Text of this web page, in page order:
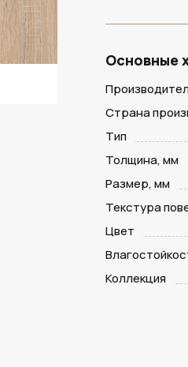
Основные
Страна
Тип
Толщина, мм
Размер, мм
Текстура
Цвет
Коллекция